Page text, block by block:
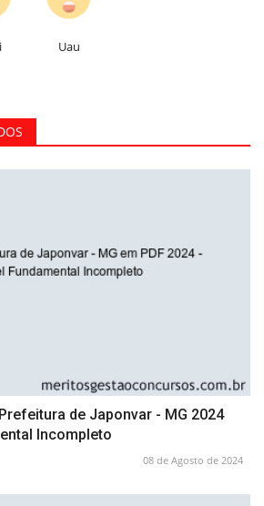
Uau
de Japonvar - MG 2024
Incompleto
08 de Agosto de 2024